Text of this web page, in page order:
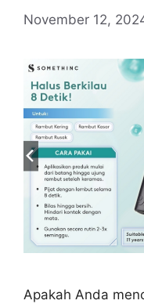
November 12,
Apakah Anda